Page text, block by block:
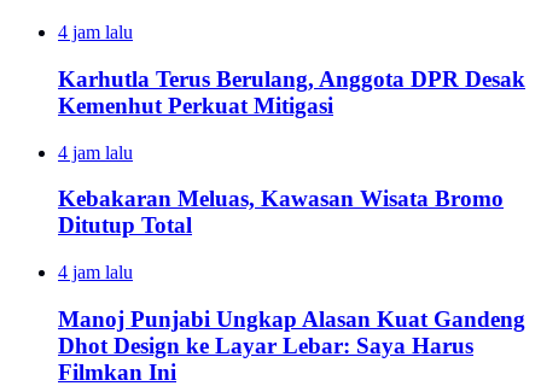
4 jam lalu
Karhutla Terus Berulang, Anggota DPR Desak
Kemenhut Perkuat Mitigasi
4 jam lalu
Kebakaran Meluas, Kawasan Wisata Bromo
Ditutup Total
4 jam lalu
Manoj Punjabi Ungkap Alasan Kuat Gandeng
Dhot Design ke Layar Lebar: Saya Harus
Filmkan Ini